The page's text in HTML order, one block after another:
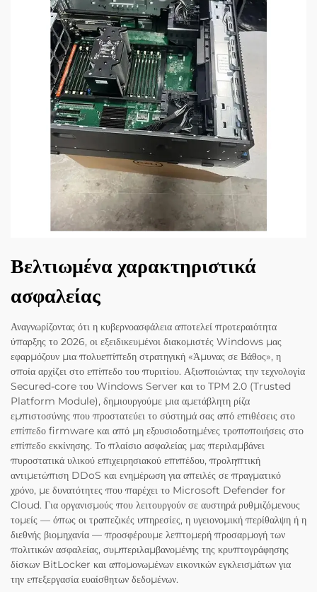
Βελτιωμένα χαρακτηριστικά
ασφαλείας
Αναγνωρίζοντας ότι η κυβερνοασφάλεια αποτελεί προτεραιότητα
ύπαρξης το 2026, οι εξειδικευμένοι διακομιστές Windows μας
εφαρμόζουν μια πολυεπίπεδη στρατηγική «Άμυνας σε Βάθος», η
οποία αρχίζει στο επίπεδο του πυριτίου. Αξιοποιώντας την τεχνολογία
Secured-core του Windows Server και το TPM 2.0 (Trusted
Platform Module), δημιουργούμε μια αμετάβλητη ρίζα
εμπιστοσύνης που προστατεύει το σύστημά σας από επιθέσεις στο
επίπεδο firmware και από μη εξουσιοδοτημένες τροποποιήσεις στο
επίπεδο εκκίνησης. Το πλαίσιο ασφαλείας μας περιλαμβάνει
πυροστατικά υλικού επιχειρησιακού επιπέδου, προληπτική
αντιμετώπιση DDoS και ενημέρωση για απειλές σε πραγματικό
χρόνο, με δυνατότητες που παρέχει το Microsoft Defender for
Cloud. Για οργανισμούς που λειτουργούν σε αυστηρά ρυθμιζόμενους
τομείς — όπως οι τραπεζικές υπηρεσίες, η υγειονομική περίθαλψη ή η
διεθνής βιομηχανία — προσφέρουμε λεπτομερή προσαρμογή των
πολιτικών ασφαλείας, συμπεριλαμβανομένης της κρυπτογράφησης
δίσκων BitLocker και απομονωμένων εικονικών εγκλεισμάτων για
την επεξεργασία ευαίσθητων δεδομένων.